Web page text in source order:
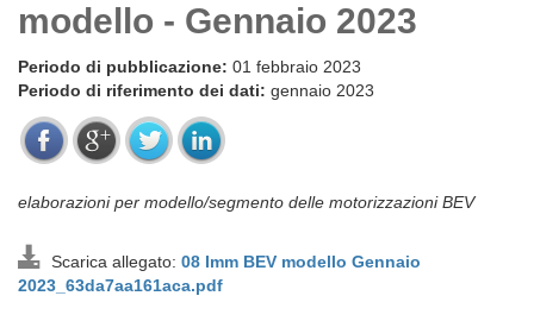
modello - Gennaio 2023
Periodo di pubblicazione: 01 febbraio 2023
Periodo di riferimento dei dati: gennaio 2023
elaborazioni per modello/segmento delle motorizzazioni BEV
Scarica allegato: 08 Imm BEV modello Gennaio
2023_63da7aa161aca.pdf